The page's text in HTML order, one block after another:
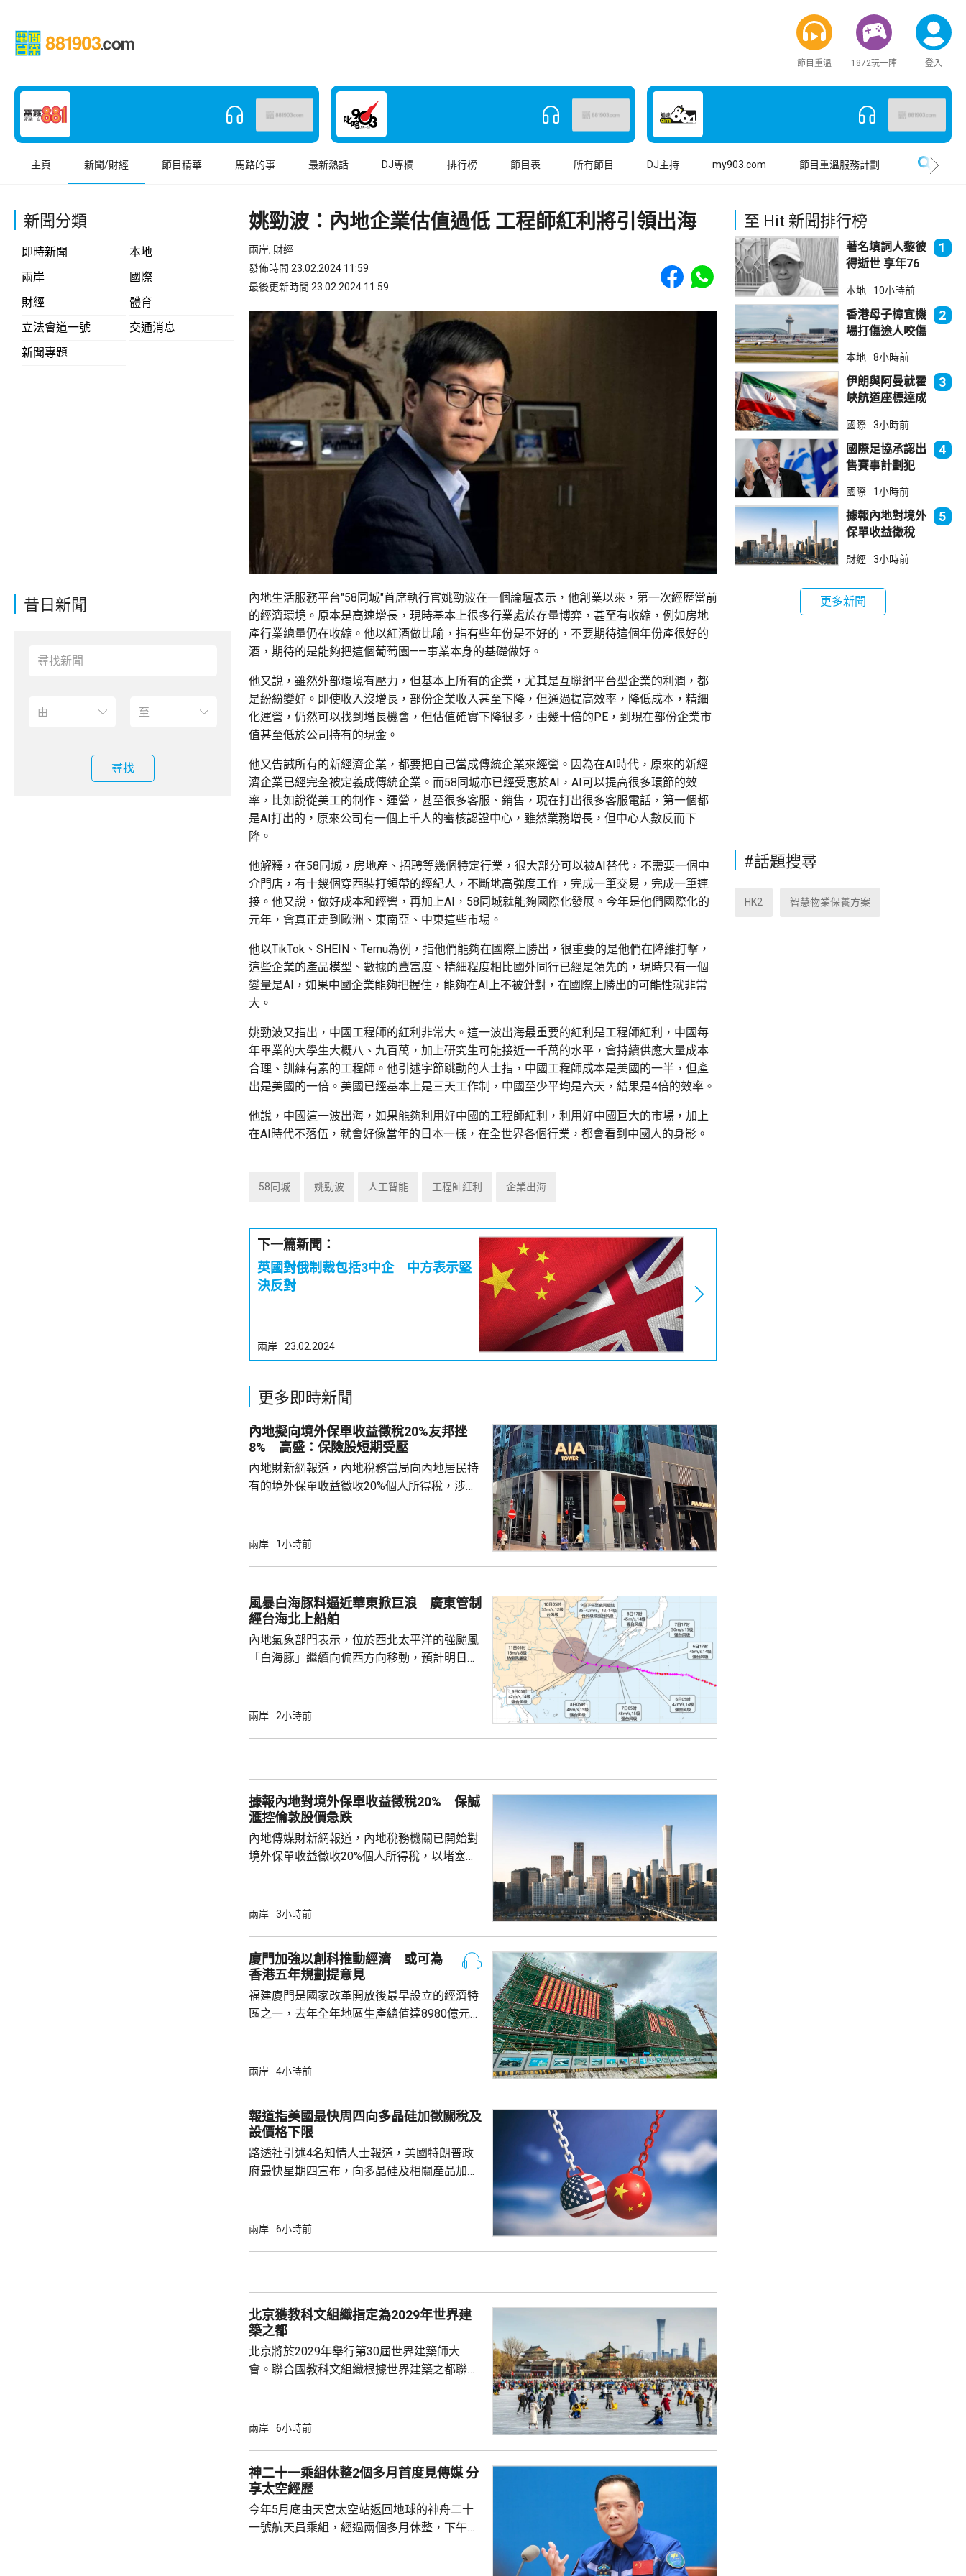
節目重溫 1872玩一陣 登入
主頁 新聞/財經 節目精華 馬路的事 最新熱話 DJ專欄 排行榜 節目表 所有節目 DJ主持 my903.com 節目重溫服務計劃
新聞分類
即時新聞
本地
兩岸
國際
財經
體育
立法會道一號
交通消息
新聞專題
昔日新聞
尋找
姚勁波：內地企業估值過低 工程師紅利將引領出海
兩岸, 財經
發佈時間 23.02.2024 11:59
最後更新時間 23.02.2024 11:59
Share to Facebook
Share to WhatsApp
內地生活服務平台"58同城"首席執行官姚勁波在一個論壇表示，他創業以來，第一次經歷當前
的經濟環境。原本是高速增長，現時基本上很多行業處於存量博弈，甚至有收縮，例如房地
產行業總量仍在收縮。他以紅酒做比喻，指有些年份是不好的，不要期待這個年份產很好的
酒，期待的是能夠把這個葡萄園——事業本身的基礎做好。
他又說，雖然外部環境有壓力，但基本上所有的企業，尤其是互聯網平台型企業的利潤，都
是紛紛變好。即使收入沒增長，部份企業收入甚至下降，但通過提高效率，降低成本，精細
化運營，仍然可以找到增長機會，但估值確實下降很多，由幾十倍的PE，到現在部份企業市
值甚至低於公司持有的現金。
他又告誡所有的新經濟企業，都要把自己當成傳統企業來經營。因為在AI時代，原來的新經
濟企業已經完全被定義成傳統企業。而58同城亦已經受惠於AI，AI可以提高很多環節的效
率，比如說從美工的制作、運營，甚至很多客服、銷售，現在打出很多客服電話，第一個都
是AI打出的，原來公司有一個上千人的審核認證中心，雖然業務增長，但中心人數反而下
降。
他解釋，在58同城，房地產、招聘等幾個特定行業，很大部分可以被AI替代，不需要一個中
介門店，有十幾個穿西裝打領帶的經紀人，不斷地高強度工作，完成一筆交易，完成一筆連
接。他又說，做好成本和經營，再加上AI，58同城就能夠國際化發展。今年是他們國際化的
元年，會真正走到歐洲、東南亞、中東這些市場。
他以TikTok、SHEIN、Temu為例，指他們能夠在國際上勝出，很重要的是他們在降維打擊，
這些企業的產品模型、數據的豐富度、精細程度相比國外同行已經是領先的，現時只有一個
變量是AI，如果中國企業能夠把握住，能夠在AI上不被針對，在國際上勝出的可能性就非常
大。
姚勁波又指出，中國工程師的紅利非常大。這一波出海最重要的紅利是工程師紅利，中國每
年畢業的大學生大概八、九百萬，加上研究生可能接近一千萬的水平，會持續供應大量成本
合理、訓練有素的工程師。他引述字節跳動的人士指，中國工程師成本是美國的一半，但產
出是美國的一倍。美國已經基本上是三天工作制，中國至少平均是六天，結果是4倍的效率。
他說，中國這一波出海，如果能夠利用好中國的工程師紅利，利用好中國巨大的市場，加上
在AI時代不落伍，就會好像當年的日本一樣，在全世界各個行業，都會看到中國人的身影。
58同城 姚勁波 人工智能 工程師紅利 企業出海
下一篇新聞：
英國對俄制裁包括3中企 中方表示堅
決反對
兩岸 23.02.2024
更多即時新聞
內地擬向境外保單收益徵稅20%友邦挫
8% 高盛：保險股短期受壓
內地財新網報道，內地稅務當局向內地居民持
有的境外保單收益徵收20%個人所得稅，涉及
施未普遍推行，具體適用範圍有待官方說明。
市跌4.7%，渣打倫敦曾跌7%，收市跌1.6%。
至於今早港股，友邦保險(01299.HK)跌逾8%，
報71...
兩岸 1小時前
風暴白海豚料逼近華東掀巨浪 廣東管制
經台海北上船舶
內地氣象部門表示，位於西北太平洋的強颱風
「白海豚」繼續向偏西方向移動，預計明日日
洋預報台發布海浪橙色警報，預料未來一日東
船舶實施交通管制，呼籲船舶選擇安全水域避
風，保障海上安全。
兩岸 2小時前
據報內地對境外保單收益徵稅20% 保誠
滙控倫敦股價急跌
內地傳媒財新網報道，內地稅務機關已開始對
境外保單收益徵收20%個人所得稅，以堵塞以
象包括分紅收益和預繳保費利息收益。報道引
稅，可能取決於地方稅務當局接觸和處理數據
的效率；若保單退出和有退出收益，而當地稅
務局又有數據處理能力，就會徵稅。 受消...
兩岸 3小時前
廈門加強以創科推動經濟 或可為
香港五年規劃提意見
福建廈門是國家改革開放後最早設立的經濟特
區之一，去年全年地區生產總值達8980億元人
創新科技引領工程，加快建設多個科學城和實
級海洋高新園區，採用「政府統籌+市場化營
運」模式，累計已完成13個項目，並有54個重
點推進項目，總...
兩岸 4小時前
報道指美國最快周四向多晶硅加徵關稅及
設價格下限
路透社引述4名知情人士報道，美國特朗普政
府最快星期四宣布，向多晶硅及相關產品加徵
太陽能板和半導體的關鍵原材料，華府的行動
兩岸 6小時前
北京獲教科文組織指定為2029年世界建
築之都
北京將於2029年舉行第30屆世界建築師大
會。聯合國教科文組織根據世界建築之都聯合
遺產，與面向未來的城市可持續發展願景，憑
向未來的發展願景，必將激發新一輪國際對
話，深入探討建築在提升人民生活質素，以及
後代守護人類共同遺產方面所發揮的...
兩岸 6小時前
神二十一乘組休整2個多月首度見傳媒 分
享太空經歷
今年5月底由天宮太空站返回地球的神舟二十
一號航天員乘組，經過兩個多月休整，下午在
至 Hit 新聞排行榜
著名填詞人黎彼
得逝世 享年76
1
本地 10小時前
香港母子樟宜機
場打傷途人咬傷
法院判囚
2
本地 8小時前
伊朗與阿曼就霍
峽航道座標達成
部分途經伊朗領
海
3
國際 3小時前
國際足協承認出
售賽事計劃犯
持恩芬天奴
4
國際 1小時前
據報內地對境外
保單收益徵稅
倫敦股價急跌
5
財經 3小時前
更多新聞
#話題搜尋
HK2 智慧物業保養方案